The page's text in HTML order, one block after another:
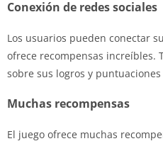
Conexión de redes sociales
Los usuarios pueden conectar
ofrece recompensas increíbles.
sobre sus logros y
Muchas recompensas
El juego ofrece muchas